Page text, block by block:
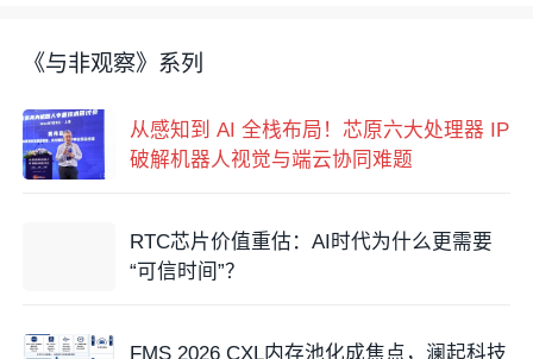
《与非观察》系列
从感知到 AI 全栈布局！芯原六大处理器 IP
破解机器人视觉与端云协同难题
RTC芯片价值重估：AI时代为什么更需要
“可信时间”？
FMS 2026 CXL内存池化成焦点，澜起科技